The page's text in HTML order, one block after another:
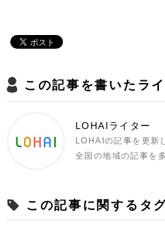
この記事を書いたラ
LOHAIライター
LOHAIの記事を更新
全国の地域の記事を
この記事に関するタ